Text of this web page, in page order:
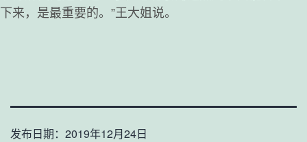
下来，是最重要的。”王大姐说。
发布日期： 2019年12月24日